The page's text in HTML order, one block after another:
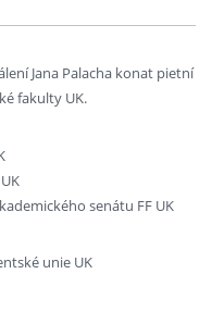
Jana Palacha konat pietní
fakulty UK.
senátu FF UK
unie UK